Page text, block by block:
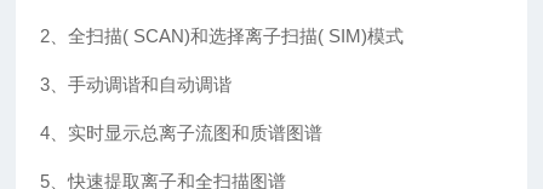
2、全扫描( SCAN)和选择离子扫描( SIM)模式
3、手动调谐和自动调谐
4、实时显示总离子流图和质谱图谱
5、快速提取离子和全扫描图谱